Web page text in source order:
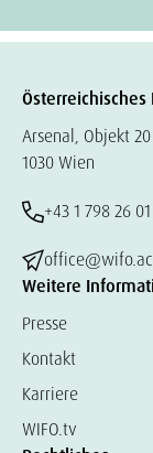
Arsenal, Objekt 20
1030 Wien
+43 1 798 26
Weitere
Presse
Kontakt
Karriere
WIFO.tv